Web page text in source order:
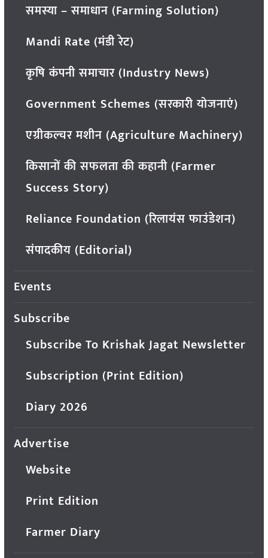
समस्या – समाधान (Farming Solution)
Mandi Rate (मंडी रेट)
कृषि कंपनी समाचार (Industry News)
Government Schemes (सरकारी योजनाएं)
एग्रीकल्चर मशीन (Agriculture Machinery)
किसानों की सफलता की कहानी (Farmer
Success Story)
Reliance Foundation (रिलायंस फाउंडेशन)
संपादकीय (Editorial)
Events
Subscribe
Subscribe To Krishak Jagat Newsletter
Subscription (Print Edition)
Diary 2026
Advertise
Website
Print Edition
Farmer Diary